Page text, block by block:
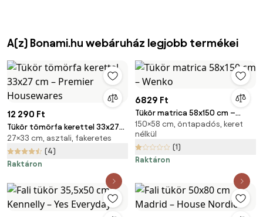
A(z) Bonami.hu webáruház legjobb termékei
12 290 Ft
Tükör tömörfa kerettel 33x27
cm – Premier Housewares
27×33 cm, asztali, fakeretes
(4)
Raktáron
6829 Ft
Tükör matrica 58x150 cm –
Wenko
150×58 cm, öntapadós, keret
nélkül
(1)
Raktáron